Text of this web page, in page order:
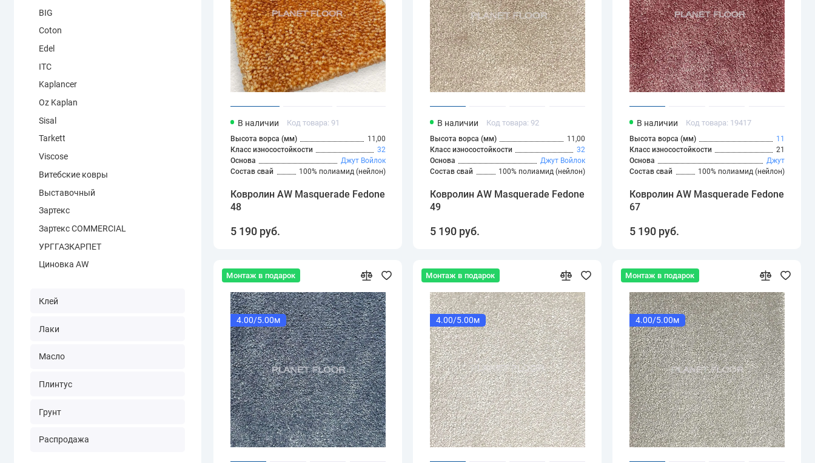
BIG
Coton
Edel
ITC
Kaplancer
Oz Kaplan
Sisal
Tarkett
Viscose
Витебские ковры
Выставочный
Зартекс
Зартекс COMMERCIAL
УРГГАЗКАРПЕТ
Циновка AW
Клей
Лаки
Масло
Плинтус
Грунт
Распродажа
В наличии Код товара: 91
Высота ворса (мм)
11,00
Класс износостойкости
32
Основа
Джут Войлок
Состав свай
100% полиамид (нейлон)
Ковролин AW Masquerade Fedone
48
5 190 руб.
В наличии Код товара: 92
Высота ворса (мм)
11,00
Класс износостойкости
32
Основа
Джут Войлок
Состав свай
100% полиамид (нейлон)
Ковролин AW Masquerade Fedone
49
5 190 руб.
В наличии Код товара: 19417
Высота ворса (мм)
11
Класс износостойкости
21
Основа
Джут
Состав свай
100% полиамид (нейлон)
Ковролин AW Masquerade Fedone
67
5 190 руб.
Монтаж в подарок
4.00/5.00м
Монтаж в подарок
4.00/5.00м
Монтаж в подарок
4.00/5.00м